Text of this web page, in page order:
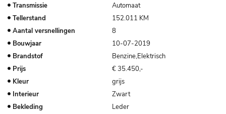
Transmissie
Automaat
Tellerstand
152.011 KM
Aantal versnellingen
8
Bouwjaar
10-07-2019
Brandstof
Benzine,Elektrisch
Prijs
€ 35.450,-
Kleur
grijs
Interieur
Zwart
Bekleding
Leder